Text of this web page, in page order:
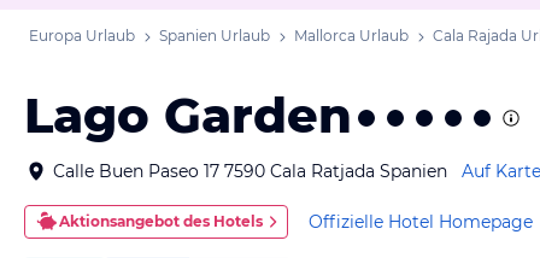
Europa Urlaub Spanien Urlaub Mallorca Urlaub Cala Rajada
Lago Garden
Calle Buen Paseo 17 7590 Cala Ratjada Spanien Auf
Aktionsangebot des Hotels Offizielle Hotel Homepage